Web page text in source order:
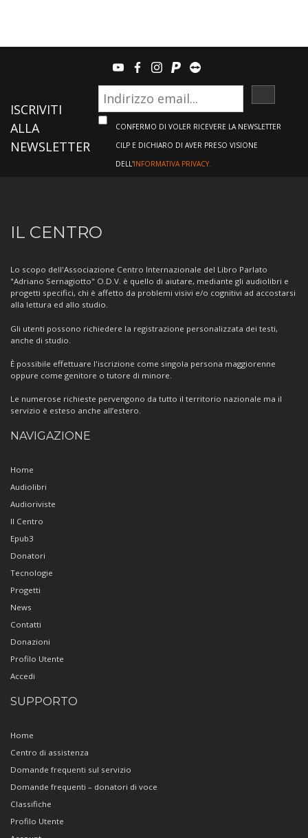
youtubefacebook
instagram
paypalteamviewer
ISCRIVITI
ALLA
NEWSLETTER
CONFERMO DI VOLER RICEVERE LA NEWSLETTER
CILP E DICHIARO DI AVER PRESO VISIONE
DELL'INFORMATIVA PRIVACY.
Informazioni
sul
Centro
IL CENTRO
Lo scopo dell'Associazione Centro Internazionale del Libro Parlato
"Adriano Sernagiotto" O.D.V. è quello di aiutare, mediante gli audiolibri e
progetti specifici, chi è affetto da problemi visivi e/o cognitivi ad accostarsi
alla lettura ed allo studio.
Gli utenti possono richiedere la registrazione personalizzata dei testi,
anche di studio.
È possibile effettuare l'iscrizione come singola persona maggiorenne
oppure come genitore o tutore di minore.
Le numerose richieste pervengono da tutto il territorio nazionale ma il
servizio è esteso anche all’estero.
NAVIGAZIONE
Home
Audiolibri
Audioriviste
Il Centro
Epub3
Donatori
Tecnologie
Progetti
News
Contatti
Donazioni
Profilo Utente
Accedi
SUPPORTO
Home
Centro di assistenza
Domande frequenti sul servizio
Domande frequenti – donatori di voce
Classifiche
Profilo Utente